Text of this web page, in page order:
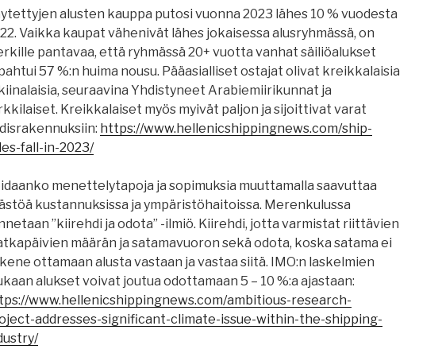
alusten kauppa putosi vuonna 2023 lähes 10 % vuodesta
Vaikka kaupat vähenivät lähes jokaisessa alusryhmässä, on
pantavaa, että ryhmässä 20+ vuotta vanhat säiliöalukset
57 %:n huima nousu. Pääasialliset ostajat olivat kreikkalaisia
seuraavina Yhdistyneet Arabiemiirikunnat ja
Kreikkalaiset myös myivät paljon ja sijoittivat varat
https://www.hellenicshippingnews.com/ship-
fall-in-2023/
menettelytapoja ja sopimuksia muuttamalla saavuttaa
kustannuksissa ja ympäristöhaitoissa. Merenkulussa
”kiirehdi ja odota” -ilmiö. Kiirehdi, jotta varmistat riittävien
määrän ja satamavuoron sekä odota, koska satama ei
ottamaan alusta vastaan ja vastaa siitä. IMO:n laskelmien
alukset voivat joutua odottamaan 5 – 10 %:a ajastaan:
www.hellenicshippingnews.com/ambitious-research-
addresses-significant-climate-issue-within-the-shipping-